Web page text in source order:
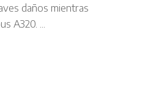
daños mientras
A320.